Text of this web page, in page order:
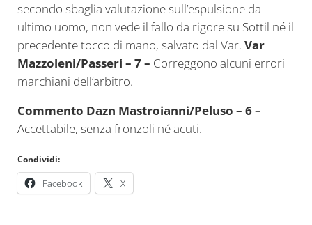
secondo sbaglia valutazione sull’espulsione da
ultimo uomo, non vede il fallo da rigore su Sottil né il
precedente tocco di mano, salvato dal Var. Var
Mazzoleni/Passeri – 7 – Correggono alcuni errori
marchiani dell’arbitro.
Commento Dazn Mastroianni/Peluso – 6–
Accettabile, senza fronzoli né acuti.
Condividi:
Facebook X